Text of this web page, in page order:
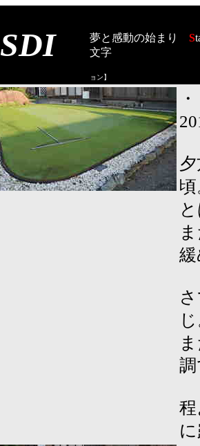
SDI 夢と感動の始まり S
文字
ョン】